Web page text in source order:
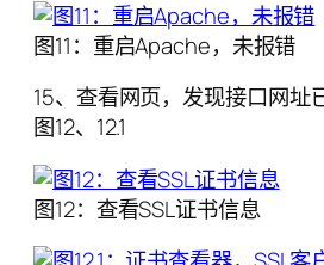
图11：重启Apache，未报错
15、查看网页，发现接口网
图12、12.1
图12：查看SSL证书信息